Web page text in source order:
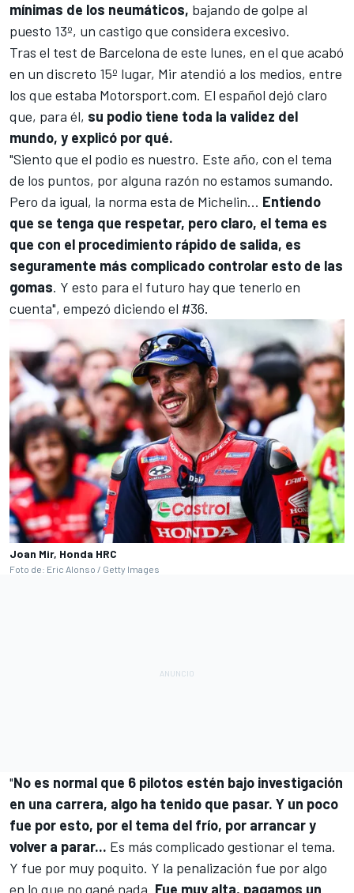
mínimas de los neumáticos, bajando de golpe al
puesto 13º, un castigo que considera excesivo.
Tras el test de Barcelona de este lunes, en el que acabó
en un discreto 15º lugar, Mir atendió a los medios, entre
los que estaba Motorsport.com. El español dejó claro
que, para él, su podio tiene toda la validez del
mundo, y explicó por qué.
"Siento que el podio es nuestro. Este año, con el tema
de los puntos, por alguna razón no estamos sumando.
Pero da igual, la norma esta de Michelin... Entiendo
que se tenga que respetar, pero claro, el tema es
que con el procedimiento rápido de salida, es
seguramente más complicado controlar esto de las
gomas. Y esto para el futuro hay que tenerlo en
cuenta", empezó diciendo el #36.
Joan Mir, Honda HRC
Foto de: Eric Alonso / Getty Images
"No es normal que 6 pilotos estén bajo investigación
en una carrera, algo ha tenido que pasar. Y un poco
fue por esto, por el tema del frío, por arrancar y
volver a parar... Es más complicado gestionar el tema.
Y fue por muy poquito. Y la penalización fue por algo
en lo que no gané nada. Fue muy alta, pagamos un